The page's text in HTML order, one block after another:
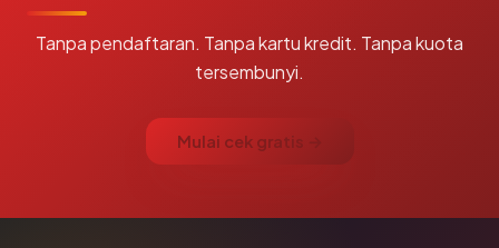
Tanpa pendaftaran. Tanpa kartu kredit. Tanpa kuota
tersembunyi.
Mulai cek gratis →